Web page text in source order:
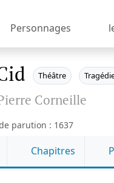
Personnages
Théâtre
Corneille
parution : 1637
Chapitres